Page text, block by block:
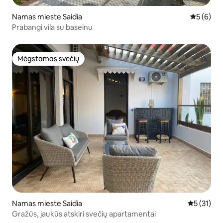
Namas mieste Saidia Vidutinis
5 (6)
Prabangi vila su baseinu
Mėgstamas svečių
Mėgstamas svečių
Namas mieste Saidia Vidutinis
5 (31)
Gražūs, jaukūs atskiri svečių apartamentai